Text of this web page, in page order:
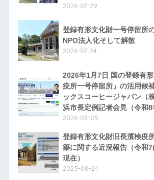
2026-07-29
登録有形文化財一号停留所
NPO法人化そして解散
2026-07-24
2026年1月7日 国の登録有
疫所一号停留所」の活用候
ックスコーヒージャパン（
浜市長定例記者会見（令和8
2026-03-05
登録有形文化財旧長濱検疫
築に関する近況報告（令和
現在）
2025-08-24